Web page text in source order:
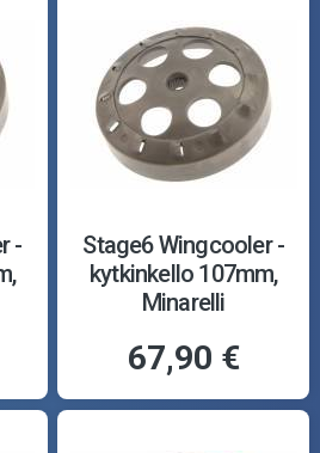
-
Stage6 Wingcooler -
kytkinkello 107mm,
Minarelli
67,90 €